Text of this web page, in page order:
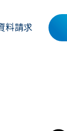
料請求